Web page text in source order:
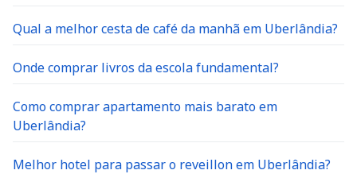
Qual a melhor cesta de café da manhã em Uberlândia?
Onde comprar livros da escola fundamental?
Como comprar apartamento mais barato em
Uberlândia?
Melhor hotel para passar o reveillon em Uberlândia?